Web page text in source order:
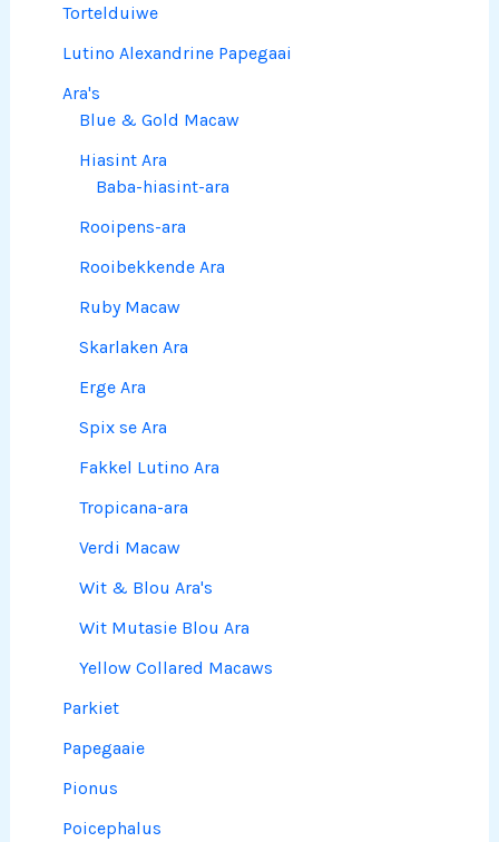
Tortelduiwe
Lutino Alexandrine Papegaai
Ara's
Blue & Gold Macaw
Hiasint Ara
Baba-hiasint-ara
Rooipens-ara
Rooibekkende Ara
Ruby Macaw
Skarlaken Ara
Erge Ara
Spix se Ara
Fakkel Lutino Ara
Tropicana-ara
Verdi Macaw
Wit & Blou Ara's
Wit Mutasie Blou Ara
Yellow Collared Macaws
Parkiet
Papegaaie
Pionus
Poicephalus